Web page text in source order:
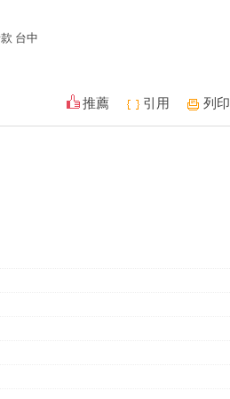
台中
推薦 引用 列印